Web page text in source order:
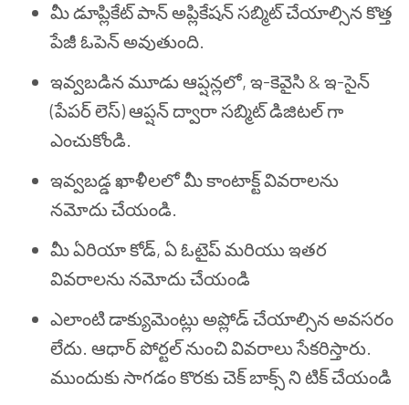
మీ డూప్లికేట్ పాన్ అప్లికేషన్ సబ్మిట్ చేయాల్సిన కొత్త
పేజీ ఓపెన్ అవుతుంది.
ఇవ్వబడిన మూడు ఆప్షన్లలో, ఇ-కెవైసి & ఇ-సైన్
(పేపర్ లెస్) ఆప్షన్ ద్వారా సబ్మిట్ డిజిటల్ గా
ఎంచుకోండి.
ఇవ్వబడ్డ ఖాళీలలో మీ కాంటాక్ట్ వివరాలను
నమోదు చేయండి.
మీ ఏరియా కోడ్, ఏ ఓటైప్ మరియు ఇతర
వివరాలను నమోదు చేయండి
ఎలాంటి డాక్యుమెంట్లు అప్లోడ్ చేయాల్సిన అవసరం
లేదు. ఆధార్ పోర్టల్ నుంచి వివరాలు సేకరిస్తారు.
ముందుకు సాగడం కొరకు చెక్ బాక్స్ ని టిక్ చేయండి